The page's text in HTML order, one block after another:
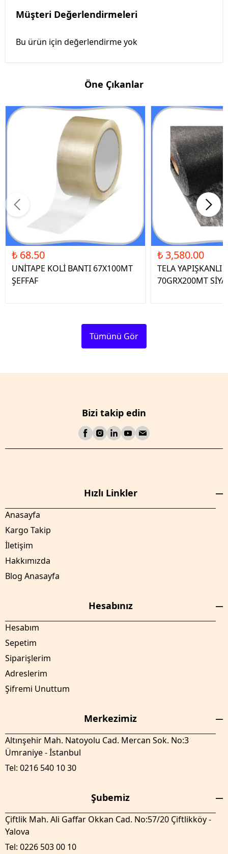
Müşteri Değerlendirmeleri
Bu ürün için değerlendirme yok
Öne Çıkanlar
₺ 68.50
UNİTAPE KOLİ BANTI 67X100MT
ŞEFFAF
₺ 3,580.00
TELA YAPIŞKANLI
70GRX200MT
Tümünü Gör
Bizi takip edin
Hızlı Linkler
Anasayfa
Kargo Takip
İletişim
Hakkımızda
Blog Anasayfa
Hesabınız
Hesabım
Sepetim
Siparişlerim
Adreslerim
Şifremi Unuttum
Merkezimiz
Altınşehir Mah. Natoyolu Cad. Mercan Sok. No:3
Ümraniye - İstanbul
Tel: 0216 540 10 30
Şubemiz
Çiftlik Mah. Ali Gaffar Okkan Cad. No:57/20 Çiftlikköy -
Yalova
Tel: 0226 503 00 10